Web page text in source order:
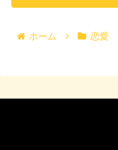
ホーム 恋愛